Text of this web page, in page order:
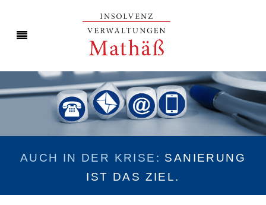
AUCH IN DER KRISE: SANIERUNG
IST DAS ZIEL.